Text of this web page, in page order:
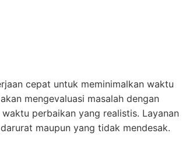
cepat untuk meminimalkan waktu
mengevaluasi masalah dengan
perbaikan yang realistis. Layanan
maupun yang tidak mendesak.